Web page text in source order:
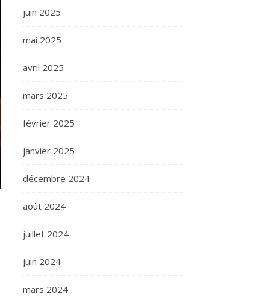
juin 2025
mai 2025
avril 2025
mars 2025
février 2025
janvier 2025
décembre 2024
août 2024
juillet 2024
juin 2024
mars 2024